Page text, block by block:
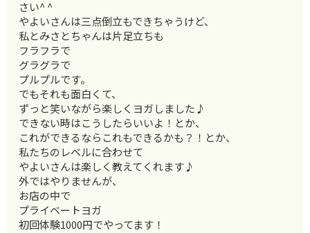
さい^ ^
やよいさんは三点倒立もできちゃうけど、
私とみさとちゃんは片足立ちも
フラフラで
グラグラで
プルプルです。
でもそれも面白くて、
ずっと笑いながら楽しくヨガしました♪
できない時はこうしたらいいよ！とか、
これができるならこれもできるかも？！とか、
私たちのレベルに合わせて
やよいさんは楽しく教えてくれます♪
外ではやりませんが、
お店の中で
プライベートヨガ
初回体験1000円でやってます！